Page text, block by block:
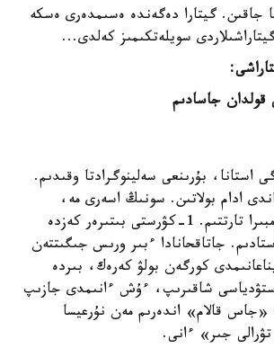
جاقىن. گيتارا دەگەندە ەسىمدەرى ەسكە
سويلەتكىمىز كەلدى...
استانا، بۇرىنعى سەلينوگرادتا وقىدىم.
ادام بولاتىن. سونىڭ اسەرى مە،
مەكتەپ كەزىنەن دومبىرا تارتتىم. 1-كۋرستى بىتىرەر كەزدە
جاتاقحانادا ءبىر ورىس جىگىتتەن
كورگەن بولۋ كەرەك، بىردە
شاقىرىپ، ءۇش ءانىمدى جازىپ
قالام» اندەرىم مەن نۇرعيسا
جىر» ءانى.